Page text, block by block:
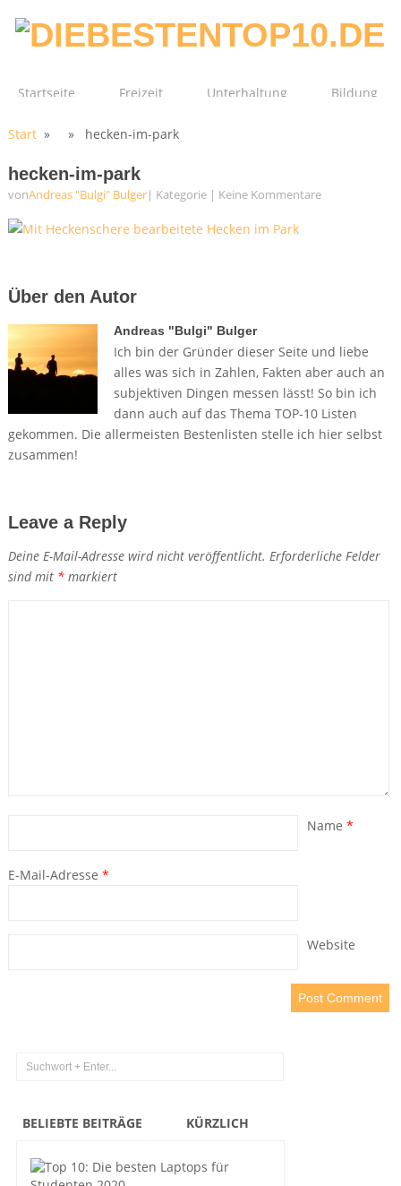
Startseite Freizeit Unterhaltung Bildung
Start» » hecken-im-park
hecken-im-park
vonAndreas "Bulgi" Bulger| Kategorie| Keine Kommentare
Über den Autor
Andreas "Bulgi" Bulger
Ich bin der Gründer dieser Seite und liebe
alles was sich in Zahlen, Fakten aber auch an
subjektiven Dingen messen lässt! So bin ich
dann auch auf das Thema TOP-10 Listen
gekommen. Die allermeisten Bestenlisten stelle ich hier selbst
zusammen!
Leave a Reply
Deine E-Mail-Adresse wird nicht veröffentlicht. Erforderliche Felder
sind mit *markiert
Name *
E-Mail-Adresse *
Website
BELIEBTE BEITRÄGE KÜRZLICH